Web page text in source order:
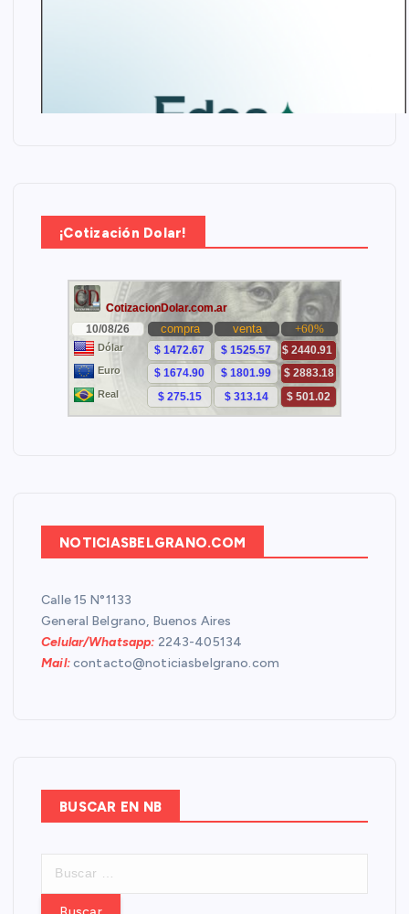
¡Cotización Dolar!
NOTICIASBELGRANO.COM
Calle 15 N°1133
General Belgrano, Buenos Aires
Celular/Whatsapp: 2243-405134
Mail:contacto@noticiasbelgrano.com
BUSCAR EN NB